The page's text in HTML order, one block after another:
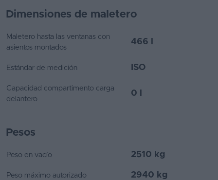
Maletero hasta las ventanas con
asientos montados
466 l
Estándar de medición ISO
Capacidad compartimento carga
delantero
0 l
Dimensiones de maletero
Peso en vacío 2510 kg
Peso máximo autorizado 2940 kg
Pesos